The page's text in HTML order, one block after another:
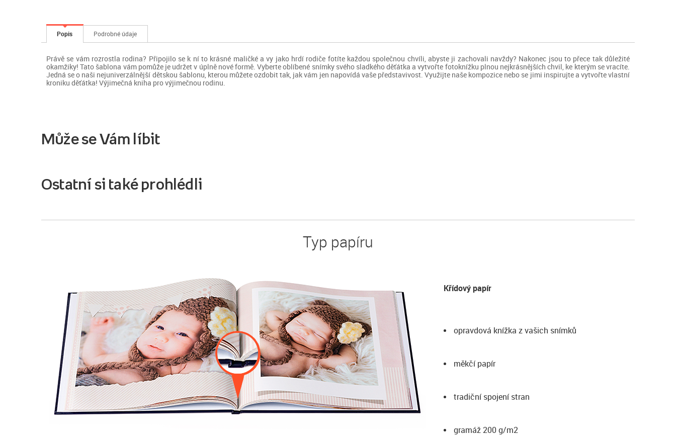
Popis Podrobné údaje
Právě se vám rozrostla rodina? Připojilo se k ní to krásné maličké a vy jako hrdí rodiče fotíte každou společnou chvíli, abyste ji zachovali navždy? Nakonec jsou to přece tak důležité
okamžiky! Tato šablona vám pomůže je udržet v úplně nové formě. Vyberte oblíbené snímky svého sladkého děťátka a vytvořte fotoknížku plnou nejkrásnějších chvil, ke kterým se vracíte.
Jedná se o naši nejuniverzálnější dětskou šablonu, kterou můžete ozdobit tak, jak vám jen napovídá vaše představivost. Využijte naše kompozice nebo se jimi inspirujte a vytvořte vlastní
kroniku děťátka! Výjimečná kniha pro výjimečnou rodinu.
Může se Vám líbit
Ostatní si také prohlédli
Typ papíru
Křídový papír
opravdová knížka z vašich snímků
měkčí papír
tradiční spojení stran
gramáž 200 g/m2